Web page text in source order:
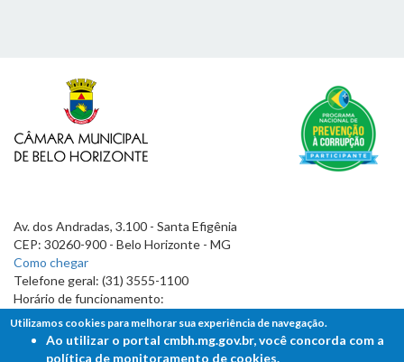
Av. dos Andradas, 3.100 - Santa Efigênia
CEP: 30260-900 - Belo Horizonte - MG
Como chegar
Telefone geral: (31) 3555-1100
Horário de funcionamento:
7h às 19h
Utilizamos cookies para melhorar sua experiência de navegação.
Ao utilizar o portal cmbh.mg.gov.br, você concorda com a
política de monitoramento de cookies.